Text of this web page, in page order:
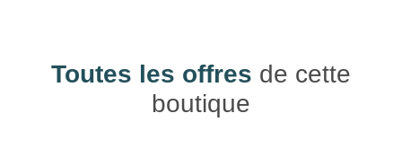
Toutes les offres de cette
boutique